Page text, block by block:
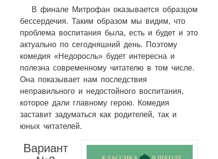
В финале Митрофан оказывается образцом
бессердечия. Таким образом мы видим, что
проблема воспитания была, есть и будет и это
актуально по сегодняшний день. Поэтому
комедия «Недоросль» будет интересна и
полезна современному читателю в том числе.
Она показывает нам последствия
неправильного и недостойного воспитания,
которое дали главному герою. Комедия
заставит задуматься как родителей, так и
юных читателей.
Вариант